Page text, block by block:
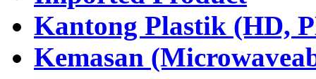
Kantong Plastik (HD,
Kemasan